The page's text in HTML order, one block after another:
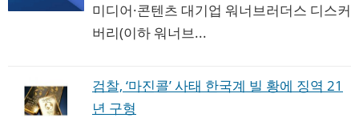
미디어·콘텐츠 대기업 워너브러더스 디스커
버리(이하 워너브...
검찰, ‘마진콜’ 사태 한국계 빌 황에 징역 21
년 구형